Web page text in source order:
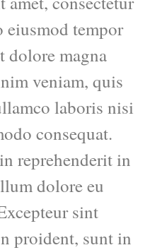
eiusmod tempor
dolore magna
veniam, quis
laboris nisi
consequat.
reprehenderit in
dolore eu
sint
proident, sunt in